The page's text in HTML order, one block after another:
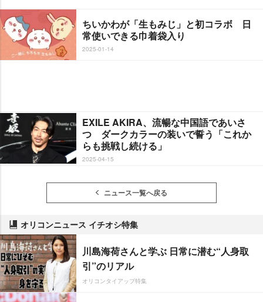
ちいかわが「生もみじ」と初コラボ 日
常使いできる巾着袋入り
2025-01-14
EXILE AKIRA、流暢な中国語であいさ
つ ダークカラーの装いで誓う「これか
らも挑戦し続ける」
2025-04-15
ニュース一覧へ戻る
オリコンニュース イチオシ特集
川島海荷さんと学ぶ 日常に潜む“人身取
引”のリアル
オリコンタイアップ特集